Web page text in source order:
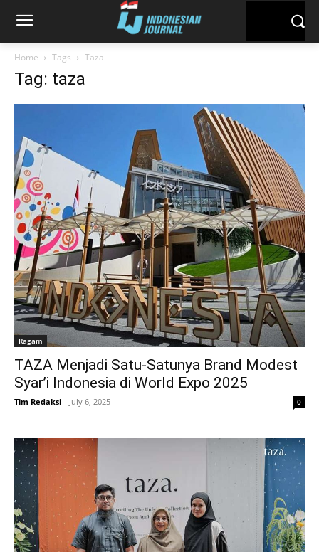
Home Tags Taza
Tag: taza
Ragam
TAZA Menjadi Satu-Satunya Brand Modest
Syar’i Indonesia di World Expo 2025
Tim Redaksi - July 6, 2025 0